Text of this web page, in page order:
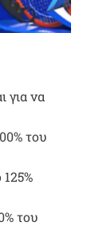
για να
του
του